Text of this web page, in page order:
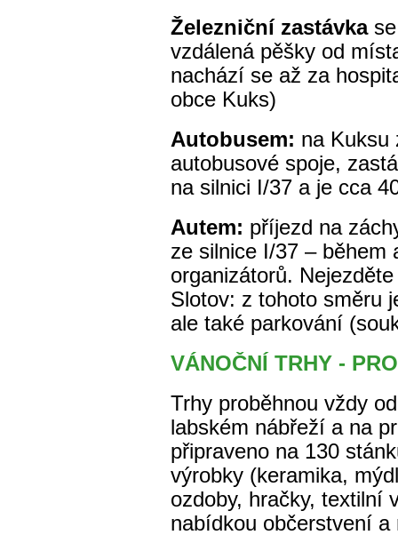
Železniční zastávka
vzdálená pěšky od
nachází se až za
obce Kuks)
Autobusem: na Kuksu
autobusové spoje,
na silnici I/37 a je cca
Autem: příjezd na
ze silnice I/37 – během
organizátorů.
Slotov: z tohoto směru
ale také parkování
VÁNOČNÍ TRHY -
Trhy proběhnou vždy
labském nábřeží a na
připraveno na 130
výrobky (keramika,
ozdoby, hračky, textilní
nabídkou občerstvení a